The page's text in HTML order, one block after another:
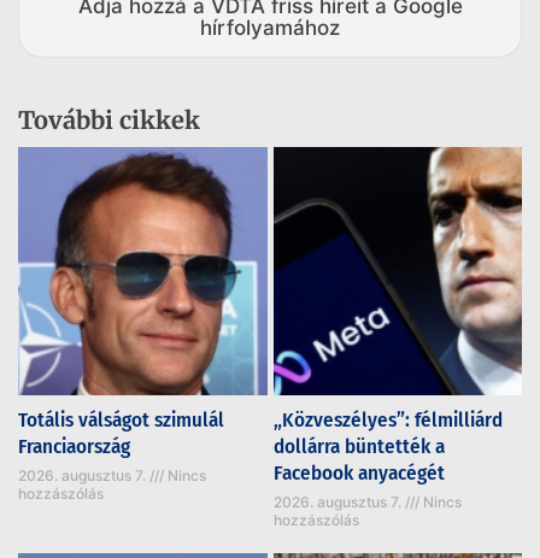
Adja hozzá a VDTA friss híreit a Google
hírfolyamához
További cikkek
Totális válságot szimulál
Franciaország
2026. augusztus 7.
Nincs
hozzászólás
„Közveszélyes”: félmilliárd
dollárra büntették a
Facebook anyacégét
2026. augusztus 7.
Nincs
hozzászólás